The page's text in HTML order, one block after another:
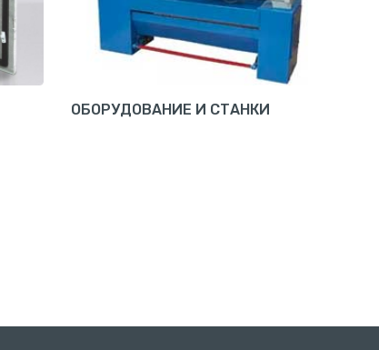
ОБОРУДОВАНИЕ И СТАНКИ